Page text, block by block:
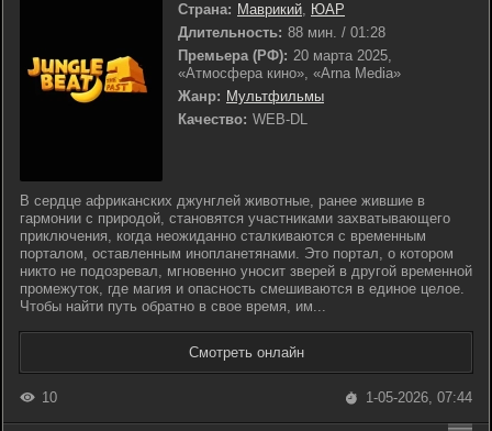
Страна: Маврикий, ЮАР
Длительность: 88 мин. / 01:28
Премьера (РФ): 20 марта 2025,
«Атмосфера кино», «Arna Media»
Жанр: Мультфильмы
Качество: WEB-DL
В сердце африканских джунглей животные, ранее жившие в
гармонии с природой, становятся участниками захватывающего
приключения, когда неожиданно сталкиваются с временным
порталом, оставленным инопланетянами. Это портал, о котором
никто не подозревал, мгновенно уносит зверей в другой временной
промежуток, где магия и опасность смешиваются в единое целое.
Чтобы найти путь обратно в свое время, им...
Смотреть онлайн
10 1-05-2026, 07:44